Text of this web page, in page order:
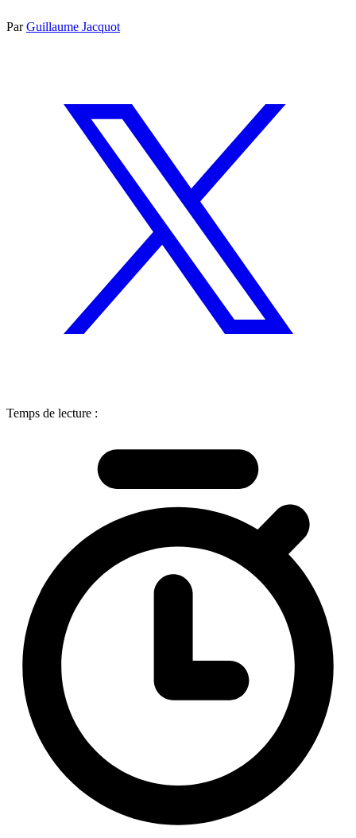
ParGuillaume Jacquot
Temps de lecture :